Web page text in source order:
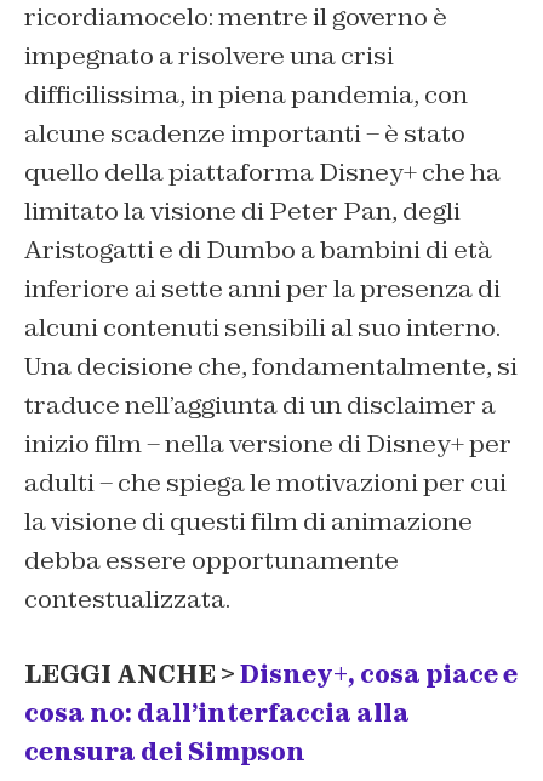
ricordiamocelo: mentre il governo è
impegnato a risolvere una crisi
difficilissima, in piena pandemia, con
alcune scadenze importanti – è stato
quello della piattaforma Disney+ che ha
limitato la visione di Peter Pan, degli
Aristogatti e di Dumbo a bambini di età
inferiore ai sette anni per la presenza di
alcuni contenuti sensibili al suo interno.
Una decisione che, fondamentalmente, si
traduce nell’aggiunta di un disclaimer a
inizio film – nella versione di Disney+ per
adulti – che spiega le motivazioni per cui
la visione di questi film di animazione
debba essere opportunamente
contestualizzata.
LEGGI ANCHE >Disney+, cosa piace e
cosa no: dall’interfaccia alla
censura dei Simpson